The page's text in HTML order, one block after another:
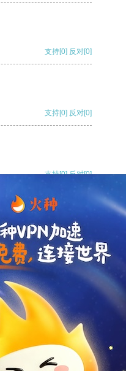
支持[0] 反对[0]
支持[0] 反对[0]
支持[0] 反对[0]
支持[0] 反对
支持
支持 反对 [0]